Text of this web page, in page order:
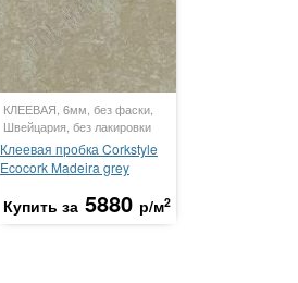
КЛЕЕВАЯ, 6мм, без фаски,
Швейцария, без лакировки
Клеевая пробка Corkstyle
Ecocork Madeira grey
Купить за 5880 р/м2